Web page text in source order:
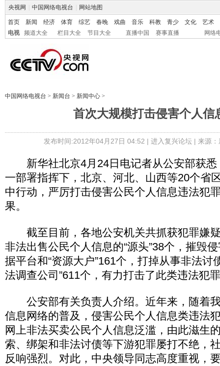
央视网 中国网络电视台 网站地图
首页 新闻 经济 体育 综艺 春晚 戏曲 音乐 科教 青少 文化
艺术
电视
频道大全 栏目大全 节目大全 直播中国 赛事直播 网络
中国网络电视台 > 新闻台 > 新闻中心 >
首次大规模打击侵害个人信
发布时间:2012年04月27日 04:52 | 进入复兴论坛| 来源
新华社北京4月24日电记者从公安部获悉
一部署指挥下，北京、河北、山西等20个省
中行动，严厉打击侵害公民个人信息违法犯
果。
截至目前，各地公安机关共抓获犯罪嫌
非法出售公民个人信息的“源头”38个，摧毁
据平台和“资源大户”161个，打掉从事非法讨
法调查公司”611个，有力打击了此类违法犯
公安部有关负责人介绍。近年来，随着
信息网络的普及，侵害公民个人信息类违法
网上非法买卖公民个人信息泛滥，由此滋生
索、绑架和非法讨债等下游犯罪屡打不绝，
反响强烈。对此，中央领导同志高度重视，